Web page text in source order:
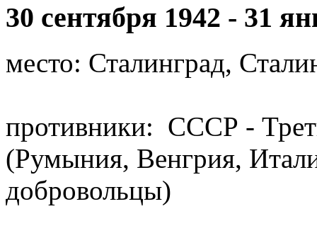
30 сентября 1942 - 31
место: Сталинград,
противники: СССР -
(Румыния, Венгрия,
добровольцы)